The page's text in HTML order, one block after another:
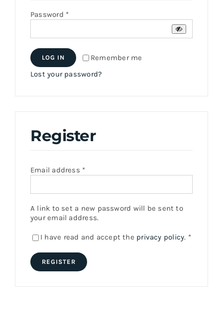
Password *Required
Remember me
LOG IN
Lost your password?
Register
Email address *Required
A link to set a new password will be sent to
your email address.
I have read and accept the privacy policy. *
REGISTER